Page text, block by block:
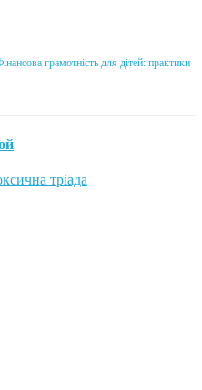
грамотність для дітей: практики
тріада